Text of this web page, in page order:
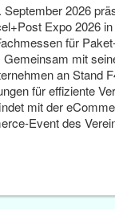
2026
Expo 2026
für
mit
an Stand
für effiziente
mit der
Event des